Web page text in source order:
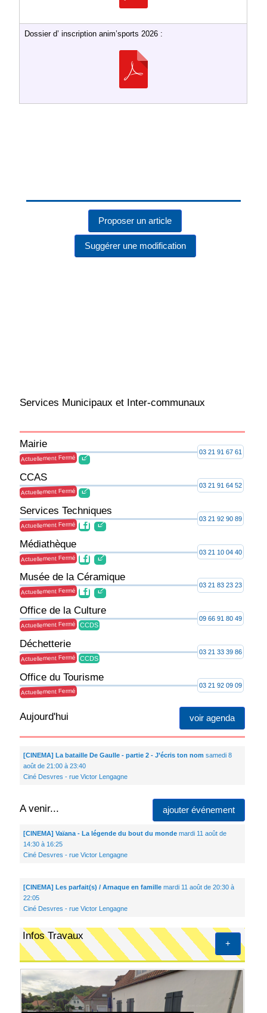
Dossier d’ inscription anim’sports 2026 :
Proposer un article
Suggérer une modification
Services Municipaux et Inter-communaux
Mairie
Actuellement Fermé
03 21 91 67 61
CCAS
Actuellement Fermé
03 21 91 64 52
Services Techniques
Actuellement Fermé
03 21 92 90 89
Médiathèque
Actuellement Fermé
03 21 10 04 40
Musée de la Céramique
Actuellement Fermé
03 21 83 23 23
Office de la Culture
Actuellement Fermé
09 66 91 80 49
Déchetterie
Actuellement Fermé
CCDS
03 21 33 39 86
Office du Tourisme
Actuellement Fermé
CCDS
03 21 92 09 09
voir agenda
Aujourd'hui
[CINEMA] La bataille De Gaulle - partie 2 - J’écris ton nom samedi 8
août de 21:00 à 23:40
Ciné Desvres - rue Victor Lengagne
A venir... ajouter événement
[CINEMA] Vaïana - La légende du bout du mondemardi 11 août de
14:30 à 16:25
Ciné Desvres - rue Victor Lengagne
[CINEMA] Les parfait(s) / Arnaque en famillemardi 11 août de 20:30 à
22:05
Ciné Desvres - rue Victor Lengagne
+
Infos Travaux